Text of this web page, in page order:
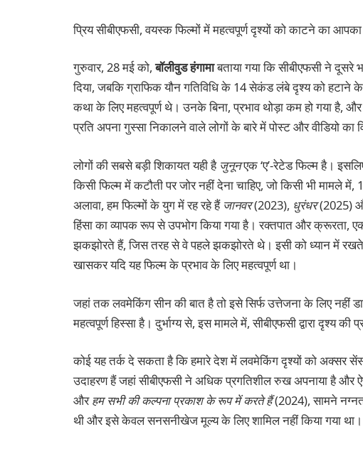
प्रिय सीबीएफसी, वयस्क फिल्मों में महत्वपूर्ण दृश्यों को काटने का
गुरुवार, 28 मई को,बॉलीवुड हंगामाबताया गया कि सीबीएफसी ने
दिया, जबकि ग्राफिक यौन गतिविधि के 14 सेकंड लंबे दृश्य को हटाने
कथा के लिए महत्वपूर्ण थे। उनके बिना, प्रभाव थोड़ा कम हो गया है,
प्रति अपना गुस्सा निकालने वाले लोगों के बारे में पोस्ट और वीडियो का
लोगों की सबसे बड़ी शिकायत यही है जुनूनएक ‘ए’-रेटेड फिल्म है।
किसी फिल्म में कटौती पर जोर नहीं देना चाहिए, जो किसी भी मामले
अलावा, हम फिल्मों के युग में रह रहे हैं जानवर(2023), धुरंधर(2025)
हिंसा का व्यापक रूप से उपभोग किया गया है। रक्तपात और क्रूरता,
झकझोरते हैं, जिस तरह से वे पहले झकझोरते थे। इसी को ध्यान में
खासकर यदि यह फिल्म के प्रभाव के लिए महत्वपूर्ण था।
जहां तक ​​लवमेकिंग सीन की बात है तो इसे सिर्फ उत्तेजना के लिए नहीं
महत्वपूर्ण हिस्सा है। दुर्भाग्य से, इस मामले में, सीबीएफसी द्वारा दृश्य
कोई यह तर्क दे सकता है कि हमारे देश में लवमेकिंग दृश्यों को अक्सर
उदाहरण हैं जहां सीबीएफसी ने अधिक प्रगतिशील रुख अपनाया है और
औरहम सभी की कल्पना प्रकाश के रूप में करते हैं(2024), सामने
थी और इसे केवल सनसनीखेज मूल्य के लिए शामिल नहीं किया गया था।